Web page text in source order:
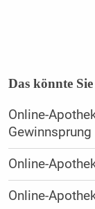
Das könnte
Online-
Gewinnsprung
Online-
Online-